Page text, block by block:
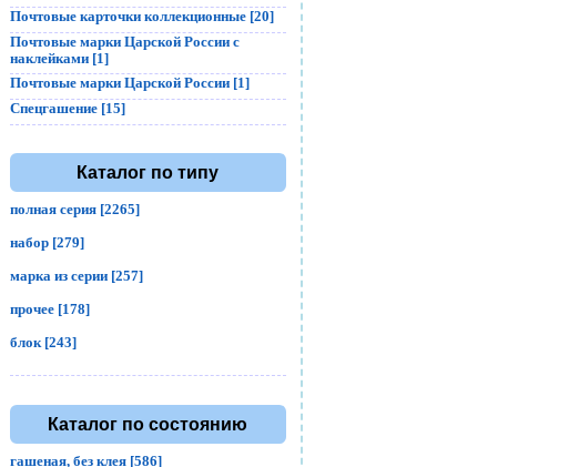
Почтовые карточки коллекционные [20]
Почтовые марки Царской России с
наклейками [1]
Почтовые марки Царской России [1]
Спецгашение [15]
Каталог по типу
полная серия [2265]
набор [279]
марка из серии [257]
прочее [178]
блок [243]
Каталог по состоянию
гашеная, без клея [586]